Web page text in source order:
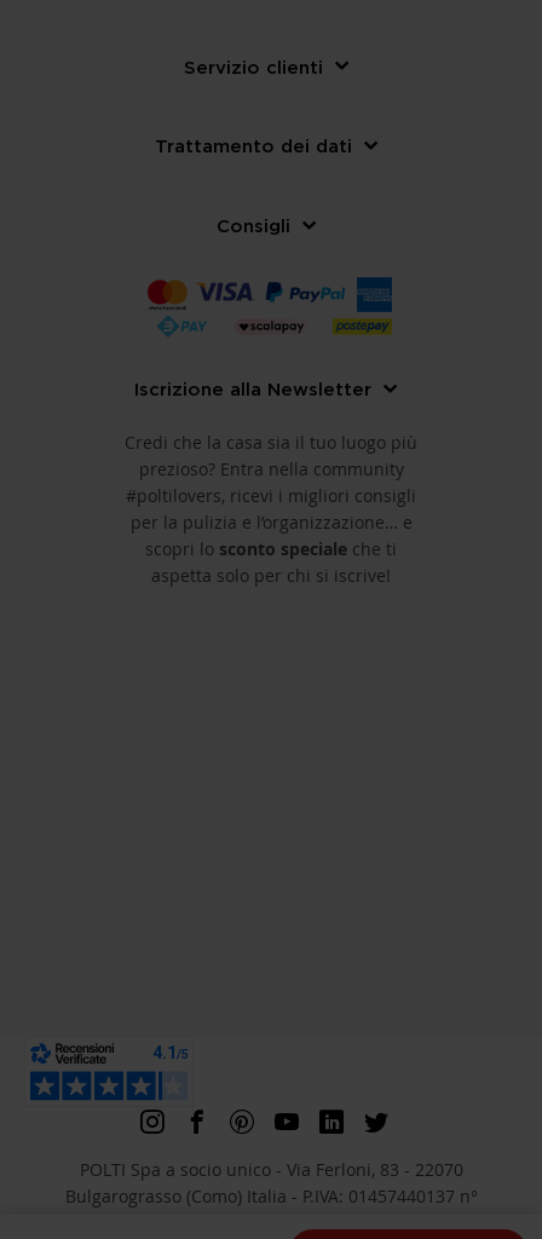
Servizio clienti
Trattamento dei dati
Consigli
Iscrizione alla Newsletter
Credi che la casa sia il tuo luogo più
prezioso? Entra nella community
#poltilovers, ricevi i migliori consigli
per la pulizia e l’organizzazione… e
scopri lo sconto speciale che ti
aspetta solo per chi si iscrive!
POLTI Spa a socio unico - Via Ferloni, 83 - 22070
Bulgarograsso (Como) Italia - P.IVA: 01457440137 n°